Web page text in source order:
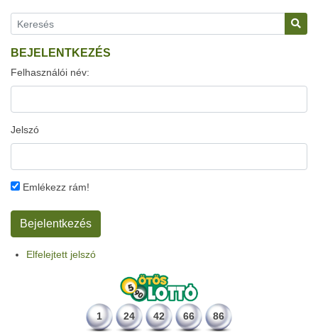
BEJELENTKEZÉS
Felhasználói név:
Jelszó
Emlékezz rám!
Elfelejtett jelszó
1 24 42 66 86